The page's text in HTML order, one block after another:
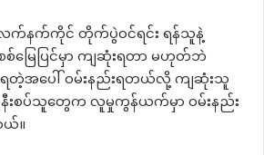
နက်ကိုင် တိုက်ပွဲဝင်ရင်း ရန်သူနဲ့
ြေပြင်မှာ ကျဆုံးရတာ မဟုတ်ဘဲ
ရတဲ့အပေါ် ဝမ်းနည်းရတယ်လို့ ကျဆုံးသူ
နီးစပ်သူတွေက လူမှုကွန်ယက်မှာ ဝမ်းနည်း
ယ်။